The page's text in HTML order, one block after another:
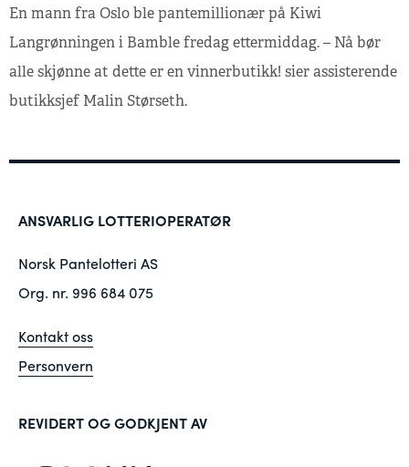
En mann fra Oslo ble pantemillionær på Kiwi
Langrønningen i Bamble fredag ettermiddag. – Nå bør
alle skjønne at dette er en vinnerbutikk! sier assisterende
butikksjef Malin Størseth.
ANSVARLIG LOTTERIOPERATØR
Norsk Pantelotteri AS
Org. nr. 996 684 075
Kontakt oss
Personvern
REVIDERT OG GODKJENT AV